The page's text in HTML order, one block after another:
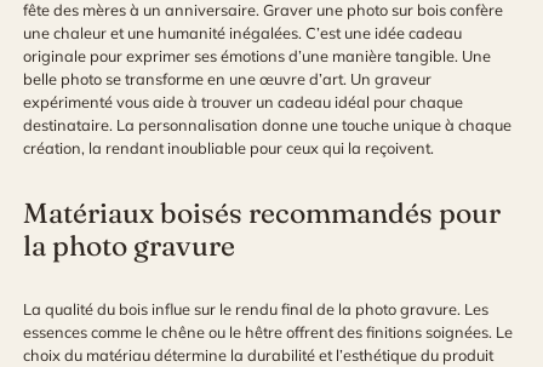
fête des mères à un anniversaire. Graver une photo sur bois confère
une chaleur et une humanité inégalées. C’est une idée cadeau
originale pour exprimer ses émotions d’une manière tangible. Une
belle photo se transforme en une œuvre d’art. Un graveur
expérimenté vous aide à trouver un cadeau idéal pour chaque
destinataire. La personnalisation donne une touche unique à chaque
création, la rendant inoubliable pour ceux qui la reçoivent.
Matériaux boisés recommandés pour
la photo gravure
La qualité du bois influe sur le rendu final de la photo gravure. Les
essences comme le chêne ou le hêtre offrent des finitions soignées. Le
choix du matériau détermine la durabilité et l’esthétique du produit